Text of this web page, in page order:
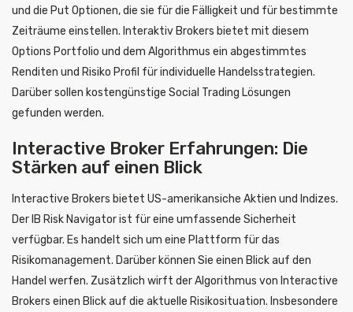
und die Put Optionen, die sie für die Fälligkeit und für bestimmte
Zeiträume einstellen. Interaktiv Brokers bietet mit diesem
Options Portfolio und dem Algorithmus ein abgestimmtes
Renditen und Risiko Profil für individuelle Handelsstrategien.
Darüber sollen kostengünstige Social Trading Lösungen
gefunden werden.
Interactive Broker Erfahrungen: Die
Stärken auf einen Blick
Interactive Brokers bietet US-amerikansiche Aktien und Indizes.
Der IB Risk Navigator ist für eine umfassende Sicherheit
verfügbar. Es handelt sich um eine Plattform für das
Risikomanagement. Darüber können Sie einen Blick auf den
Handel werfen. Zusätzlich wirft der Algorithmus von Interactive
Brokers einen Blick auf die aktuelle Risikosituation. Insbesondere